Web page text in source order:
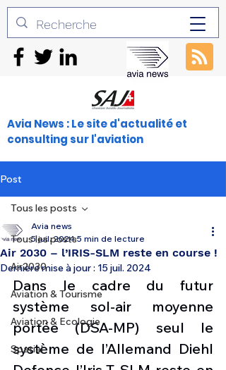
Avia News : Le site d'actualité et
consulting sur l'aviation
Post
Tous les posts
Air2030
Aviation & Tourisme
Aviation & Ecologie
Spatial
Tous les posts
Air 2030 – l’IRIS-SLM reste en course !
Avia news
5 juil. 2024 5 min de lecture
Dernière mise à jour : 15 juil. 2024
Dans le cadre du futur
système sol-air moyenne
portée (DSA-MP) seul le
système de l’Allemand Diehl